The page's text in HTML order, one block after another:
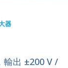
器
輸出 ±200 V /